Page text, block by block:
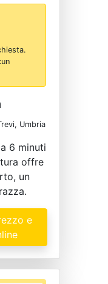
Umbria
6 minuti
offre
un
e